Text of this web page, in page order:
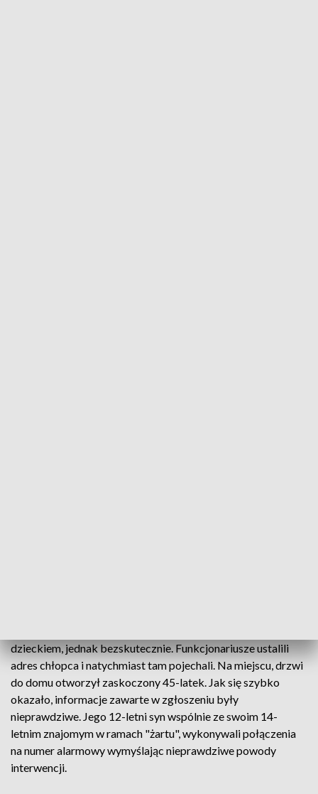
dzieckiem, jednak bezskutecznie. Funkcjonariusze ustalili
adres chłopca i natychmiast tam pojechali. Na miejscu, drzwi
do domu otworzył zaskoczony 45-latek. Jak się szybko
okazało, informacje zawarte w zgłoszeniu były
nieprawdziwe. Jego 12-letni syn wspólnie ze swoim 14-
letnim znajomym w ramach "żartu", wykonywali połączenia
na numer alarmowy wymyślając nieprawdziwe powody
interwencji.